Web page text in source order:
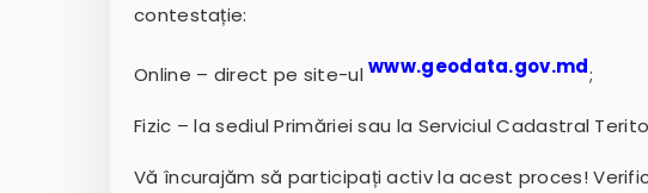
contestație:
Online – direct pe site-ul www.geodata.gov.md;
Fizic – la sediul Primăriei sau la Serviciul Cadastral
Vă încurajăm să participați activ la acest proces!